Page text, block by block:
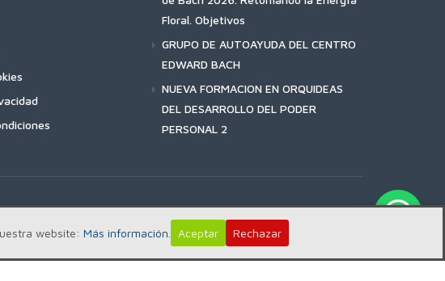
Floral. Objetivos
GRUPO DE AUTOAYUDA DEL CENTRO
EDWARD BACH
NUEVA FORMACION EN ORQUIDEAS
DEL DESARROLLO DEL PODER
PERSONAL 2
website: Más información. Aceptar Rechazar